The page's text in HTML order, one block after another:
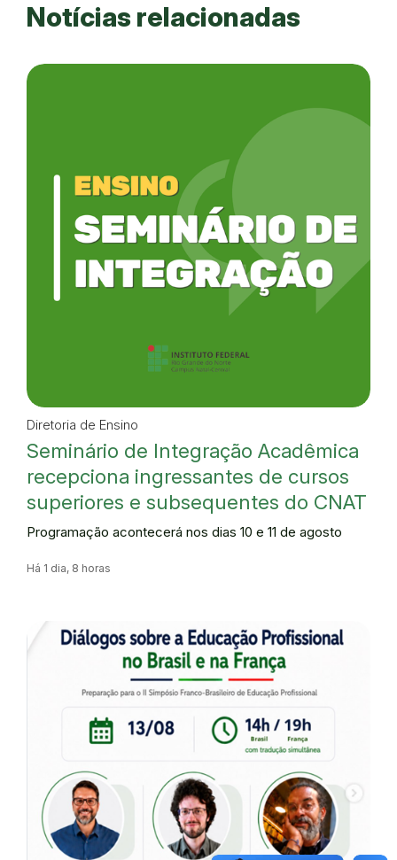
Notícias relacionadas
Diretoria de Ensino
Seminário de Integração Acadêmica
recepciona ingressantes de cursos
superiores e subsequentes do CNAT
Programação acontecerá nos dias 10 e 11 de agosto
Há 1 dia, 8 horas